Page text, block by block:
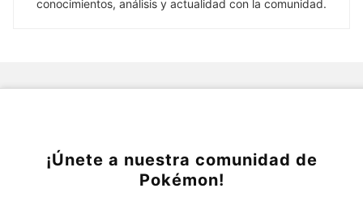
conocimientos, análisis y actualidad con la comunidad.
¡Únete a nuestra comunidad de
Pokémon!